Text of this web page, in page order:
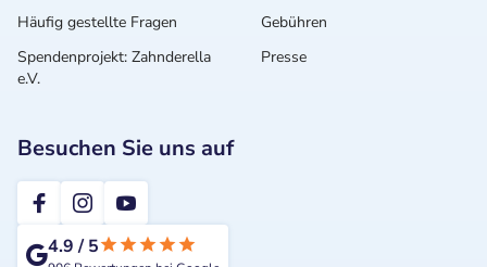
Häufig gestellte Fragen
Gebühren
Spendenprojekt: Zahnderella
e.V.
Presse
Besuchen Sie uns auf
2te-ZahnarztMeinung
4.9/5